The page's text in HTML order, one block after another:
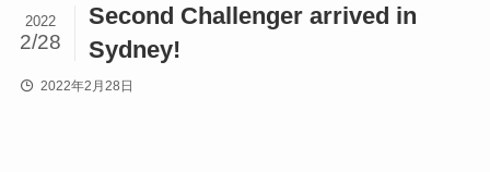
Second Challenger arrived in
Sydney!
2022
2/28
2022年2月28日